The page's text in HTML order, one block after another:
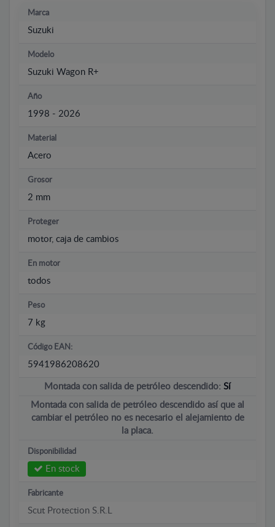
Marca
Suzuki
Modelo
Suzuki Wagon R+
Año
1998 - 2026
Material
Acero
Grosor
2 mm
Proteger
motor, caja de cambios
En motor
todos
Peso
7 kg
Código EAN:
5941986208620
Montada con salida de petróleo descendido: Sí
Montada con salida de petróleo descendido así que al
cambiar el petróleo no es necesario el alejamiento de
la placa.
Disponibilidad
En stock
Fabricante
Scut Protection S.R.L